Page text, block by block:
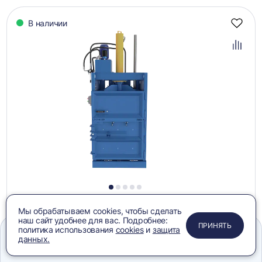
В наличии
1 2 3 4 5
355 485 ₽
в
ПРИМЕНИТЬ
ЗАКРЫТЬ
ЗАКРЫТЬ
ЗАКРЫТЬ
Мы обрабатываем cookies, чтобы сделать
наш сайт удобнее для вас. Подробнее:
политика использования cookiesи защита
данных.
ПРИНЯТЬ